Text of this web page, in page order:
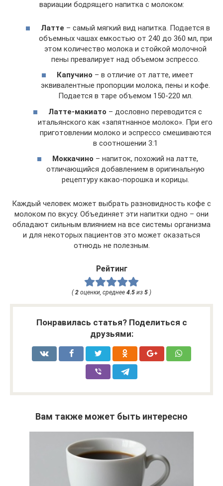
вариации бодрящего напитка с молоком:
Латте – самый мягкий вид напитка. Подается в
объемных чашах емкостью от 240 до 360 мл, при
этом количество молока и стойкой молочной
пены превалирует над объемом эспрессо.
Капучино – в отличие от латте, имеет
эквивалентные пропорции молока, пены и кофе.
Подается в таре объемом 150-220 мл.
Латте-макиато – дословно переводится с
итальянского как «запятнанное молоко». При его
приготовлении молоко и эспрессо смешиваются
в соотношении 3:1
Моккачино – напиток, похожий на латте,
отличающийся добавлением в оригинальную
рецептуру какао-порошка и корицы.
Каждый человек может выбрать разновидность кофе с
молоком по вкусу. Объединяет эти напитки одно – они
обладают сильным влиянием на все системы организма
и для некоторых пациентов это может оказаться
отнюдь не полезным.
Рейтинг
(2 оценки, среднее 4.5 из 5 )
Понравилась статья? Поделиться с
друзьями:
Вам также может быть интересно